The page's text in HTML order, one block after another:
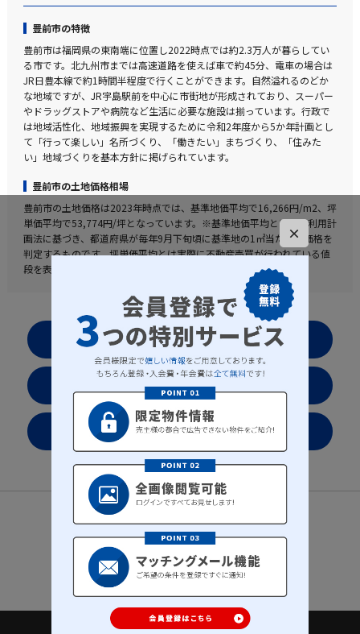
豊前市の特徴
豊前市は福岡県の東南端に位置し2022時点では約2.3万人が暮らしてい
る市です。北九州市までは高速道路を使えば車で約45分、電車の場合は
JR日豊本線で約1時間半程度で行くことができます。自然溢れるのどか
な地域ですが、JR宇島駅前を中心に市街地が形成されており、スーパー
やドラッグストアや病院など生活に必要な施設は揃っています。行政で
は地域活性化、地域振興を実現するために令和2年度から5か年計画とし
て「行って楽しい」名所づくり、「働きたい」まちづくり、「住みた
い」地域づくりを基本方針に掲げられています。
豊前市の土地価格相場
豊前市の土地価格は2023年時点では、基準地価平均で16,266円/m2、坪
単価平均で53,774円/坪となっています。※基準地価平均とは国土利用計
画法に基づき、都道府県が毎年9月下旬頃に基準地の1㎡当たりの価格を
判定するものです。坪単価平均とは実際に不動産売買が行われている値
段を表した実勢値となります。
お気に入りリストを見る
×
会社案内 プライバシーポリシー